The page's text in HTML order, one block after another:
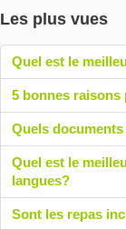
Les plus vues
Quel est le
5 bonnes raisons
Quels
Quel est le
langues?
Sont les repas